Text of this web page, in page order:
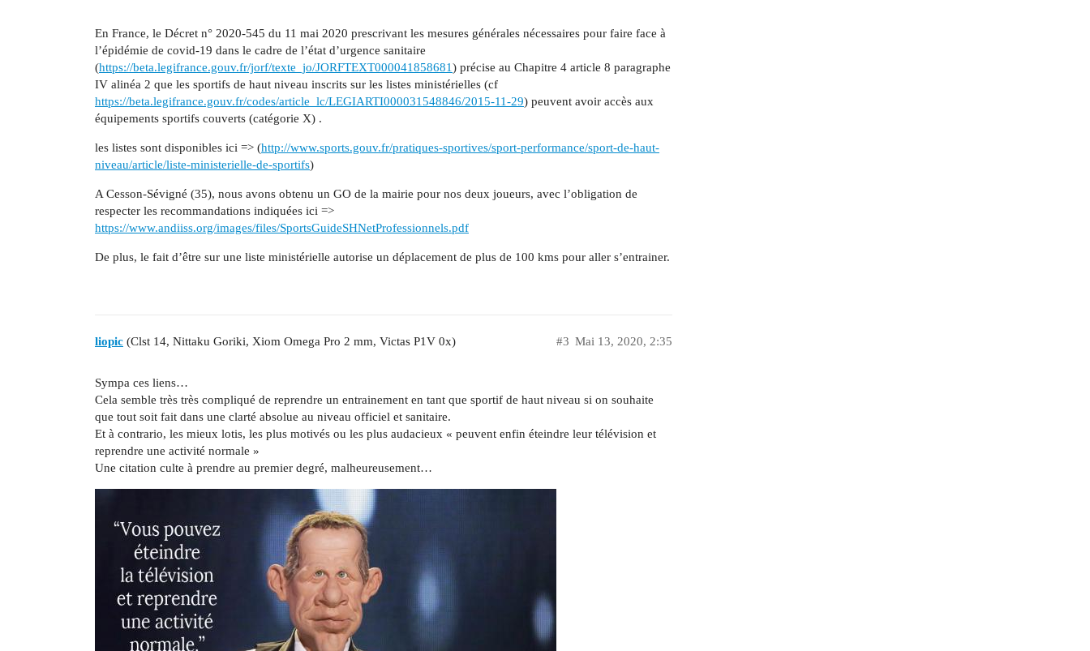
En France, le Décret n° 2020-545 du 11 mai 2020 prescrivant les mesures générales nécessaires pour faire face à
l’épidémie de covid-19 dans le cadre de l’état d’urgence sanitaire
(https://beta.legifrance.gouv.fr/jorf/texte_jo/JORFTEXT000041858681) précise au Chapitre 4 article 8 paragraphe
IV alinéa 2 que les sportifs de haut niveau inscrits sur les listes ministérielles (cf
https://beta.legifrance.gouv.fr/codes/article_lc/LEGIARTI000031548846/2015-11-29) peuvent avoir accès aux
équipements sportifs couverts (catégorie X) .
les listes sont disponibles ici => (http://www.sports.gouv.fr/pratiques-sportives/sport-performance/sport-de-haut-
niveau/article/liste-ministerielle-de-sportifs)
A Cesson-Sévigné (35), nous avons obtenu un GO de la mairie pour nos deux joueurs, avec l’obligation de
respecter les recommandations indiquées ici =>
https://www.andiiss.org/images/files/SportsGuideSHNetProfessionnels.pdf
De plus, le fait d’être sur une liste ministérielle autorise un déplacement de plus de 100 kms pour aller s’entrainer.
liopic (Clst 14, Nittaku Goriki, Xiom Omega Pro 2 mm, Victas P1V 0x) Mai 13, 2020, 2:35
#3
Sympa ces liens…
Cela semble très très compliqué de reprendre un entrainement en tant que sportif de haut niveau si on souhaite
que tout soit fait dans une clarté absolue au niveau officiel et sanitaire.
Et à contrario, les mieux lotis, les plus motivés ou les plus audacieux « peuvent enfin éteindre leur télévision et
reprendre une activité normale »
Une citation culte à prendre au premier degré, malheureusement…